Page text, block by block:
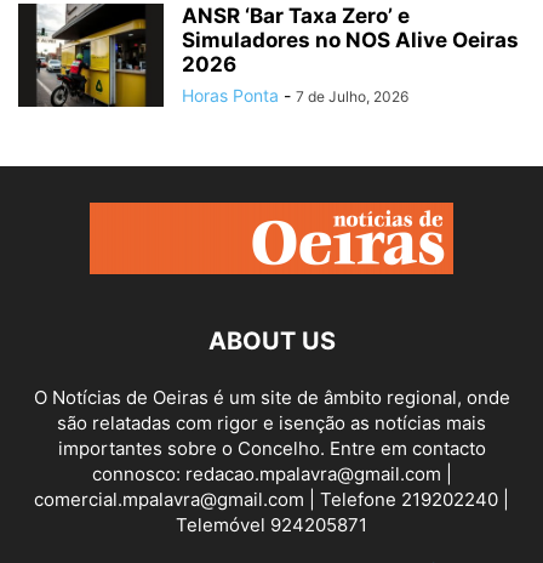
ANSR ‘Bar Taxa Zero’ e
Simuladores no NOS Alive Oeiras
2026
Horas Ponta - 7 de Julho, 2026
ABOUT US
O Notícias de Oeiras é um site de âmbito regional, onde
são relatadas com rigor e isenção as notícias mais
importantes sobre o Concelho. Entre em contacto
connosco: redacao.mpalavra@gmail.com |
comercial.mpalavra@gmail.com | Telefone 219202240 |
Telemóvel 924205871